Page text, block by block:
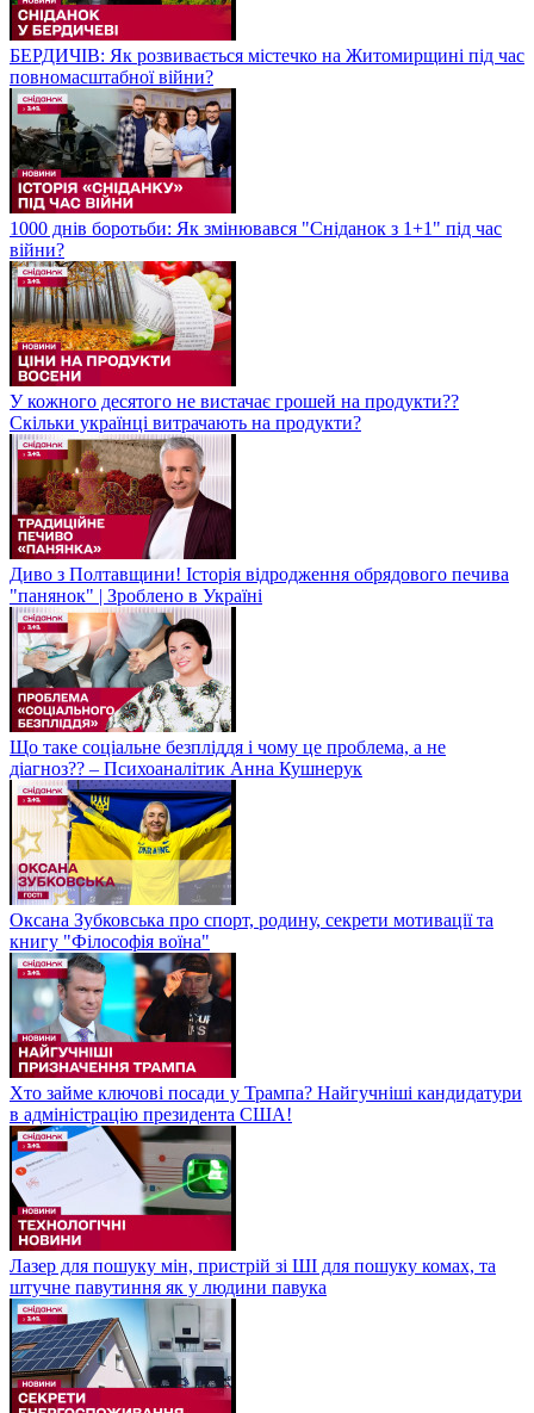
БЕРДИЧІВ: Як розвивається містечко на Житомирщині під час
повномасштабної війни?
1000 днів боротьби: Як змінювався "Сніданок з 1+1" під час
війни?
У кожного десятого не вистачає грошей на продукти??
Скільки українці витрачають на продукти?
Диво з Полтавщини! Історія відродження обрядового печива
"панянок" | Зроблено в Україні
Що таке соціальне безпліддя і чому це проблема, а не
діагноз?? – Психоаналітик Анна Кушнерук
Оксана Зубковська про спорт, родину, секрети мотивації та
книгу "Філософія воїна"
Хто займе ключові посади у Трампа? Найгучніші кандидатури
в адміністрацію президента США!
Лазер для пошуку мін, пристрій зі ШІ для пошуку комах, та
штучне павутиння як у людини павука